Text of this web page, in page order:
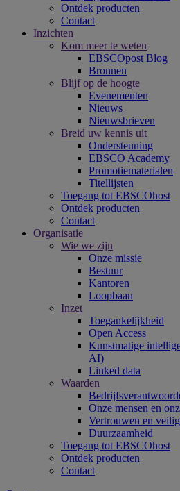
Ontdek producten
Contact
Inzichten
Kom meer te weten
EBSCOpost Blog
Bronnen
Blijf op de hoogte
Evenementen
Nieuws
Nieuwsbrieven
Breid uw kennis uit
Ondersteuning
EBSCO Academy
Promotiematerialen
Titellijsten
Toegang tot EBSCOhost
Ontdek producten
Contact
Organisatie
Wie we zijn
Onze missie
Bestuur
Kantoren
Loopbaan
Inzet
Toegankelijkheid
Open Access
Kunstmatige
AI)
Linked data
Waarden
Onze mensen en
Vertrouwen en
Duurzaamheid
Toegang tot EBSCOhost
Ontdek producten
Contact